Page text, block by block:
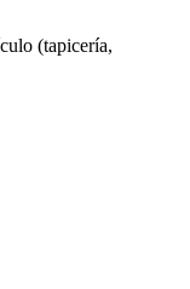
(tapicería,